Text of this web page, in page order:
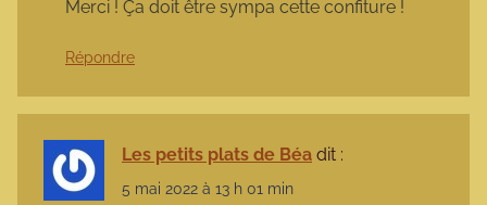
Merci ! Ça doit être sympa cette confiture !
Répondre
Les petits plats de Béa dit :
5 mai 2022 à 13 h 01 min